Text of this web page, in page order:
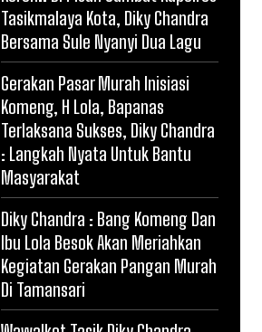
Tasikmalaya Kota, Diky Chandra
Bersama Sule Nyanyi Dua Lagu
Gerakan Pasar Murah Inisiasi
Komeng, H Lola, Bapanas
Terlaksana Sukses, Diky Chandra
: Langkah Nyata Untuk Bantu
Masyarakat
Diky Chandra : Bang Komeng Dan
Ibu Lola Besok Akan Meriahkan
Kegiatan Gerakan Pangan Murah
Di Tamansari